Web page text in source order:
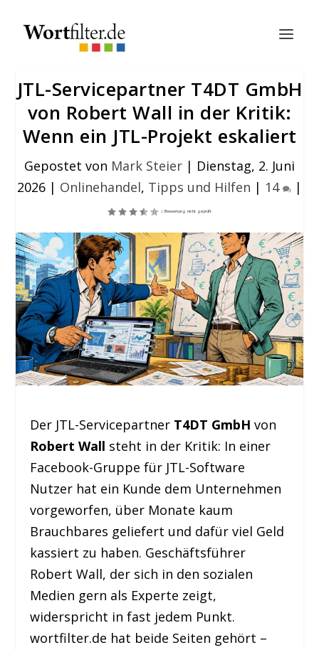
JTL-Servicepartner T4DT GmbH
von Robert Wall in der Kritik:
Wenn ein JTL-Projekt eskaliert
Gepostet von Mark Steier | Dienstag, 2. Juni
2026 | Onlinehandel, Tipps und Hilfen | 14 |
Der JTL-Servicepartner T4DT GmbH von
Robert Wall steht in der Kritik: In einer
Facebook-Gruppe für JTL-Software
Nutzer hat ein Kunde dem Unternehmen
vorgeworfen, über Monate kaum
Brauchbares geliefert und dafür viel Geld
kassiert zu haben. Geschäftsführer
Robert Wall, der sich in den sozialen
Medien gern als Experte zeigt,
widerspricht in fast jedem Punkt.
wortfilter.de hat beide Seiten gehört –